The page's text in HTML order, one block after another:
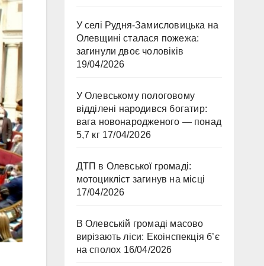
У селі Рудня-Замисловицька на
Олевщині сталася пожежа:
загинули двоє чоловіків
19/04/2026
У Олевському пологовому
відділені народився богатир:
вага новонародженого — понад
5,7 кг 17/04/2026
ДТП в Олевської громаді:
мотоцикліст загинув на місці
17/04/2026
В Олевській громаді масово
вирізають ліси: Екоінспекція б’є
на сполох 16/04/2026